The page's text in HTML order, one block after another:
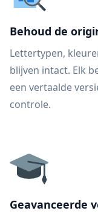
Behoud de
Lettertypen,
blijven intact. Elk
een vertaalde
controle.
Geavanceerde